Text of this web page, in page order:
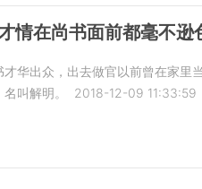
情在尚书面前都毫不逊
华出众，出去做官以前曾在家里
叫解明。
2018-12-09 11:33:59